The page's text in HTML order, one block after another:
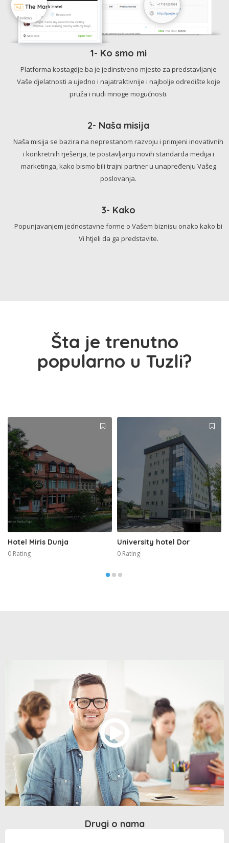
1- Ko smo mi
Platforma kostagdje.ba je jedinstveno mjesto za predstavljanje
Vaše djelatnosti a ujedno i najatraktivnije i najbolje odredište koje
pruža i nudi mnoge mogućnosti.
2- Naša misija
Naša misija se bazira na neprestanom razvoju i primjeni inovativnih
i konkretnih rješenja, te postavljanju novih standarda medija i
marketinga, kako bismo bili trajni partner u unapređenju Vašeg
poslovanja.
3- Kako
Popunjavanjem jednostavne forme o Vašem biznisu onako kako bi
Vi htjeli da ga predstavite.
Šta je trenutno
popularno u Tuzli?
Hotel Miris Dunja
0 Rating
University hotel Dor
0 Rating
Drugi o nama